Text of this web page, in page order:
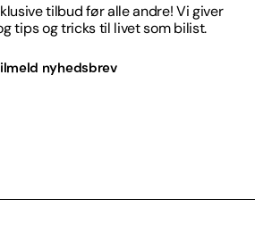
tilbud før alle andre! Vi giver
tips og tricks til livet som bilist.
nyhedsbrev